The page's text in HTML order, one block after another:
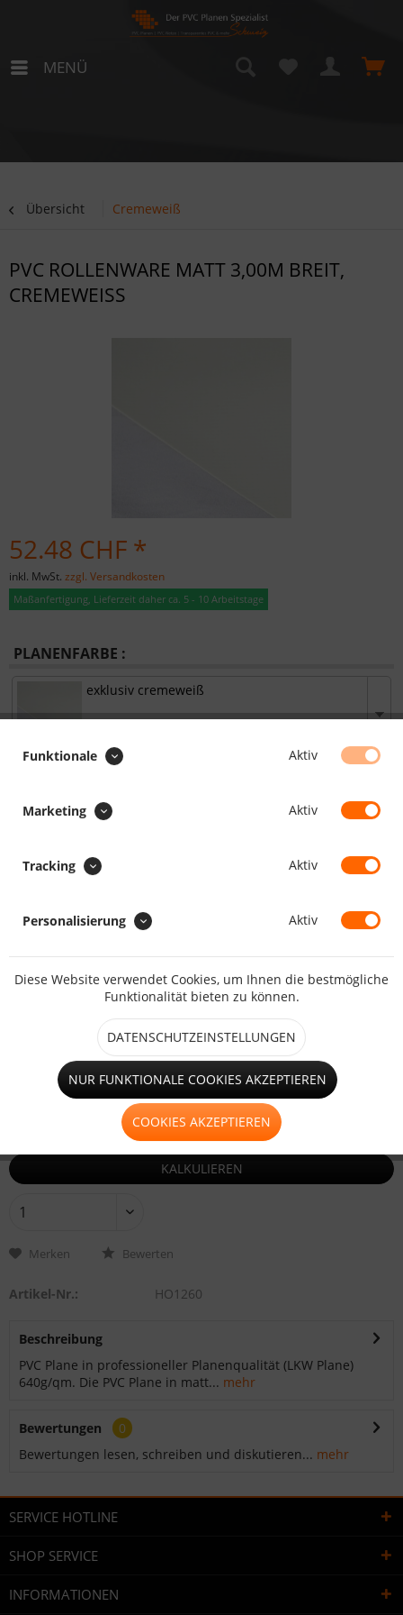
MENÜ
Übersicht Cremeweiß
PVC ROLLENWARE MATT 3,00M BREIT,
CREMEWEISS
52.48 CHF *
inkl. MwSt. zzgl. Versandkosten
Maßanfertigung, Lieferzeit daher ca. 5 - 10 Arbeitstage
PLANENFARBE :
exklusiv cremeweiß
Länge in Meter:
Gesamtpreis:
VERSANDOPTION :
Zwischensumme:
Gesamtsumme:
Gesamtgewicht:
zzgl. Versandkosten
KALKULIEREN
Merken Bewerten
Artikel-Nr.: HO1260
Beschreibung
PVC Plane in professioneller Planenqualität (LKW Plane)
640g/qm. Die PVC Plane in matt... mehr
Bewertungen
0
Bewertungen lesen, schreiben und diskutieren... mehr
SERVICE HOTLINE
SHOP SERVICE
INFORMATIONEN
Funktionale Aktiv
Marketing Aktiv
Tracking Aktiv
Personalisierung Aktiv
Diese Website verwendet Cookies, um Ihnen die bestmögliche
Funktionalität bieten zu können.
DATENSCHUTZEINSTELLUNGEN
NUR FUNKTIONALE COOKIES AKZEPTIEREN
COOKIES AKZEPTIEREN